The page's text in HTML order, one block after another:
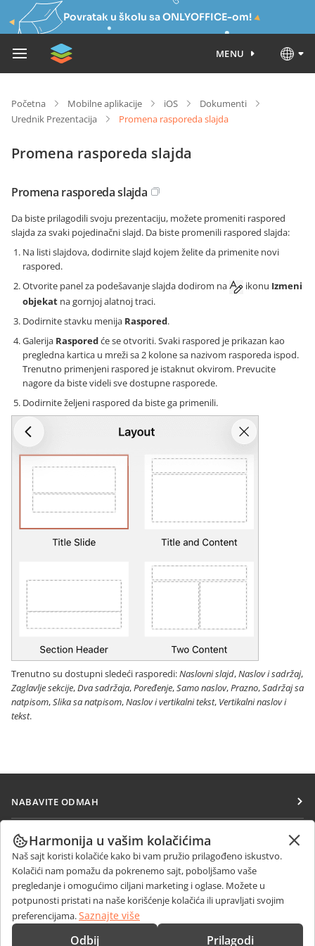
Povratak u školu sa ONLYOFFICE-om!
MENU
Početna Mobilne aplikacije iOS
Dokumenti
Urednik Prezentacija
Promena rasporeda slajda
Promena rasporeda slajda
Promena rasporeda slajda
Da biste prilagodili svoju prezentaciju, možete promeniti raspored
slajda za svaki pojedinačni slajd. Da biste promenili raspored slajda:
Na listi slajdova, dodirnite slajd kojem želite da primenite novi
raspored.
Otvorite panel za podešavanje slajda dodirom na
ikonu Izmeni
objekat na gornjoj alatnoj traci.
Dodirnite stavku menija Raspored.
Galerija Rasporedće se otvoriti. Svaki raspored je prikazan kao
pregledna kartica u mreži sa 2 kolone sa nazivom rasporeda ispod.
Trenutno primenjeni raspored je istaknut okvirom. Prevucite
nagore da biste videli sve dostupne rasporede.
Dodirnite željeni raspored da biste ga primenili.
Trenutno su dostupni sledeći rasporedi:Naslovni slajd,Naslov i sadržaj,
Zaglavlje sekcije,Dva sadržaja,Poređenje,Samo naslov,Prazno,Sadržaj sa
natpisom,Slika sa natpisom,Naslov i vertikalni tekst, Vertikalni naslov i
tekst.
NABAVITE ODMAH
Docs
DocSpace
Workspace
Konektori
Desktop aplikacije
SARAĐUJTE
Za doprinosioce
Za prevodioce
Za influensere
Slobodna radna mesta
PRIMAJTE VESTI
Blog
DOBIJTE POMOĆ
Forum
KONTAKTIRAJTE NAS
Harmonija u vašim kolačićima
Naš sajt koristi kolačiće kako bi vam pružio prilagođeno iskustvo.
Kolačići nam pomažu da pokrenemo sajt, poboljšamo vaše
pregledanje i omogućimo ciljani marketing i oglase. Možete u
potpunosti pristati na naše korišćenje kolačića ili upravljati svojim
preferencijama.Saznajte više
Odbij Prilagodi